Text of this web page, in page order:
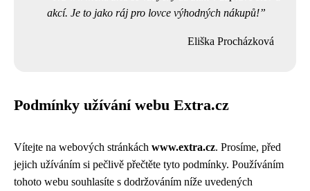
akcí. Je to jako ráj pro lovce výhodných nákupů!
Eliška Procházková
Podmínky užívání webu Extra.cz
Vítejte na webových stránkách www.extra.cz. Prosíme, před
jejich užíváním si pečlivě přečtěte tyto podmínky. Používáním
tohoto webu souhlasíte s dodržováním níže uvedených